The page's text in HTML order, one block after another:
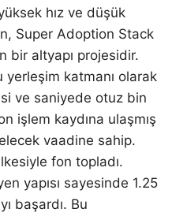
hız ve düşük
Super Adoption Stack
bir altyapı projesidir.
yerleşim katmanı olarak
ve saniyede otuz bin
işlem kaydına ulaşmış
vaadine sahip.
fon topladı.
yapısı sayesinde 1.25
başardı. Bu